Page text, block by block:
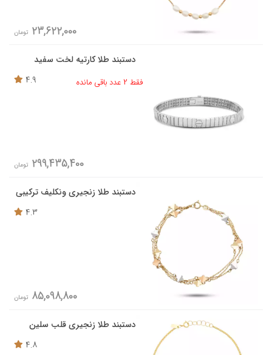
23,622,000 تومان
دستبند طلا کارتیه لخت سفید
فقط 2 عدد باقی مانده
4.9
299,435,400 تومان
دستبند طلا زنجیری ونکلیف ترکیبی
4.3
85,098,800 تومان
دستبند طلا زنجیری قلب سلین
4.8